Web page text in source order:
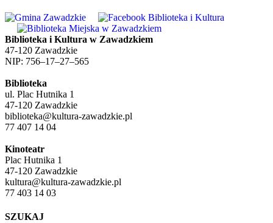
Biblioteka i Kultura w Zawadzkiem
47-120 Zawadzkie
NIP: 756–17–27–565
Biblioteka
ul. Plac Hutnika 1
47-120 Zawadzkie
biblioteka@kultura-zawadzkie.pl
77 407 14 04
Kinoteatr
Plac Hutnika 1
47-120 Zawadzkie
kultura@kultura-zawadzkie.pl
77 403 14 03
SZUKAJ